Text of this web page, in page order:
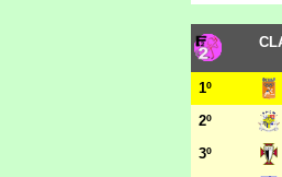
1º
2º
3º